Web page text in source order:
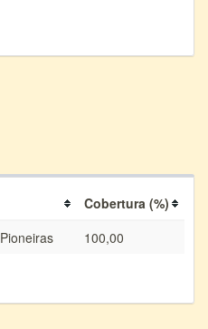
Cobertura (%)
100,00